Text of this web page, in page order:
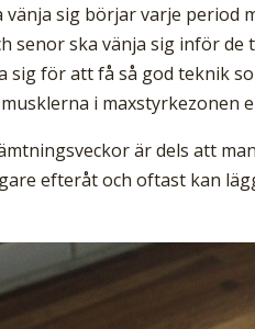
sig börjar varje period
senor ska vänja sig inför
sig för att få så god teknik
i maxstyrkezonen
är dels att
efteråt och oftast kan